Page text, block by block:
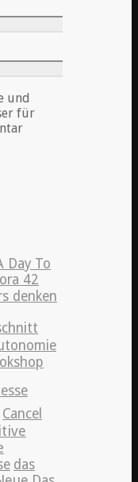
und
für
Day To
42
denken
Cancel
das